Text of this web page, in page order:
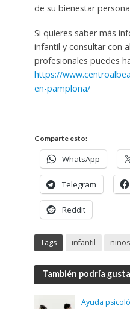
de su bienestar
Si quieres saber más
infantil y consultar con
profesionales puedes
https://
en-pamplona/
Comparte esto:
WhatsApp
Telegram
Reddit
Tags infantil niños
También podría
Ayuda